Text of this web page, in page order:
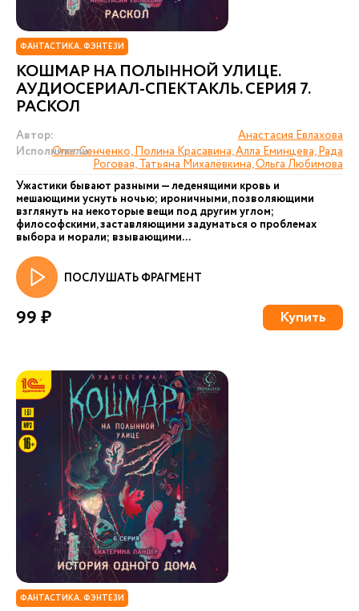
ФАНТАСТИКА. ФЭНТЕЗИ
КОШМАР НА ПОЛЫННОЙ УЛИЦЕ.
АУДИОСЕРИАЛ-СПЕКТАКЛЬ. СЕРИЯ 7.
РАСКОЛ
Автор:
Анастасия Евлахова
Исполнители:
Олег Сенченко, Полина Красавина, Алла Еминцева, Рада
Роговая, Татьяна Михалёвкина, Ольга Любимова
Ужастики бывают разными — леденящими кровь и
мешающими уснуть ночью; ироничными, позволяющими
взглянуть на некоторые вещи под другим углом;
философскими, заставляющими задуматься о проблемах
выбора и морали; взывающими...
ПОСЛУШАТЬ ФРАГМЕНТ
99 ₽ Купить
ФАНТАСТИКА. ФЭНТЕЗИ